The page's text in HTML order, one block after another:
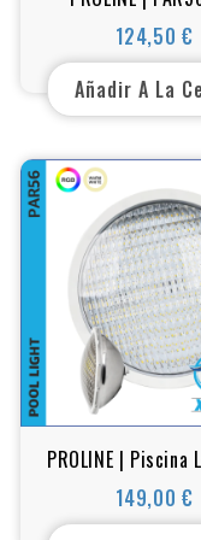
Lámpara de piscina
de alta potencia |
50W
124,50 €
Precio
Añadir A La
PROLINE | Piscina
de repuesto
RGB-W 25W-
149,00 €
Precio